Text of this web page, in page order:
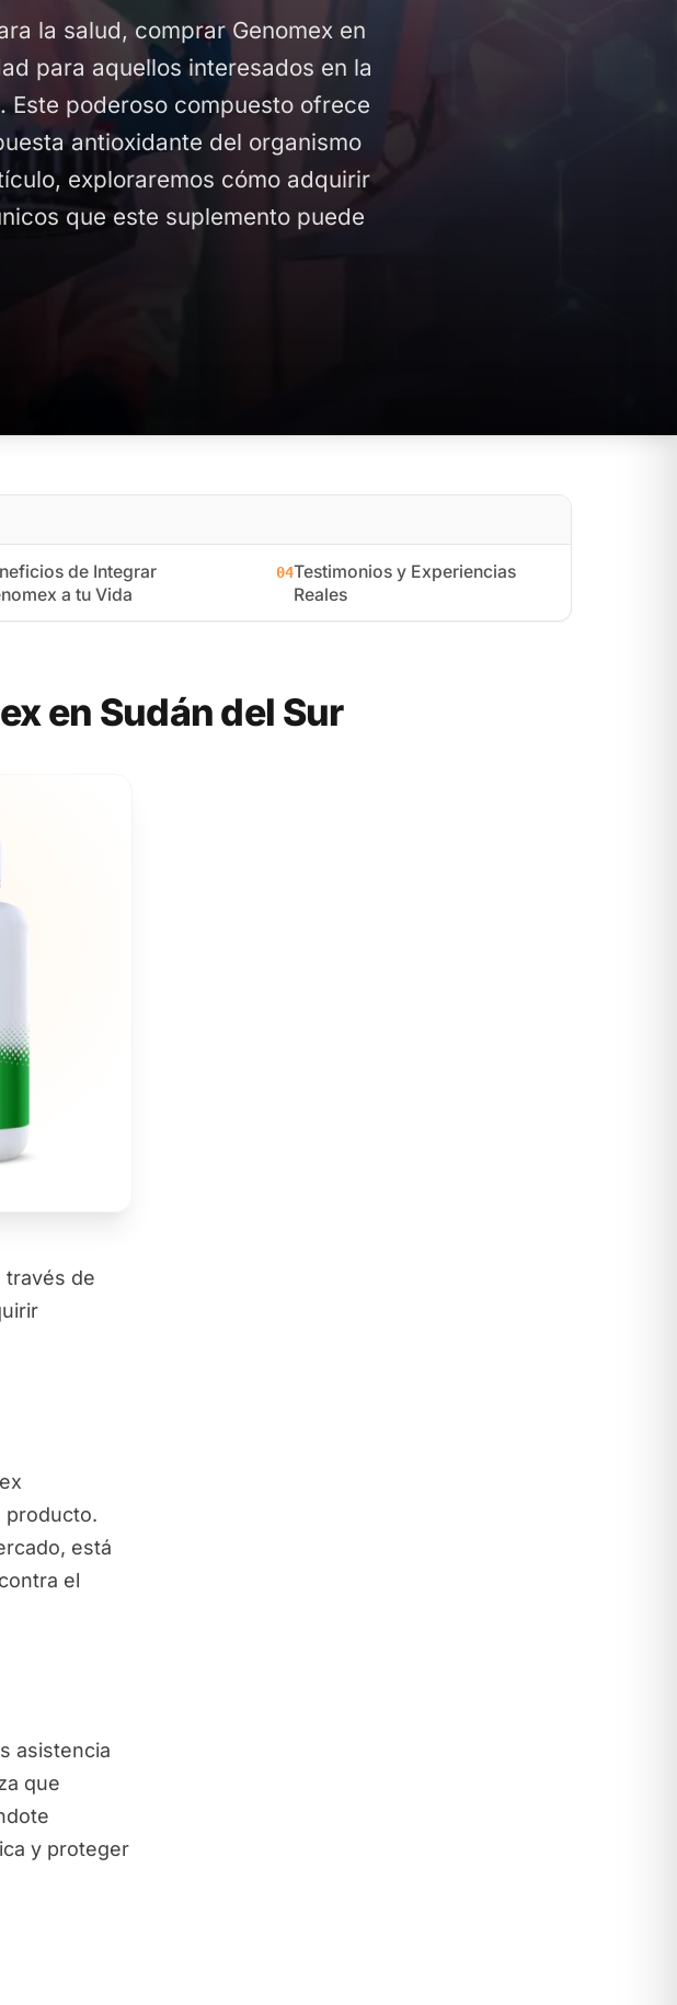
la salud, comprar Genomex en
para aquellos interesados en la
poderoso compuesto ofrece
antioxidante del organismo
exploraremos cómo adquirir
que este suplemento puede
de Integrar
a tu Vida
04Testimonios y Experiencias
Reales
en Sudán del Sur
través de
producto.
está
el
asistencia
que
y proteger